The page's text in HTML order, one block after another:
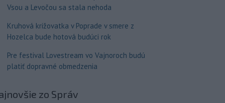
Vsou a Levočou sa stala nehoda
Kruhová križovatka v Poprade v smere z
Hozelca bude hotová budúci rok
Pre festival Lovestream vo Vajnoroch budú
platiť dopravné obmedzenia
zo Správ